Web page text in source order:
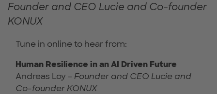
Founder and CEO Lucie and Co-founder
KONUX
Tune in online to hear from:
Human Resilience in an AI Driven Future
Andreas Loy – Founder and CEO Lucie and
Co-founder KONUX